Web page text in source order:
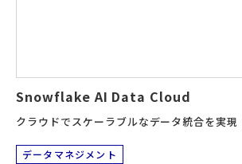
Snowflake AI Data Cloud
クラウドでスケーラブルなデータ統合を実現
データマネジメント